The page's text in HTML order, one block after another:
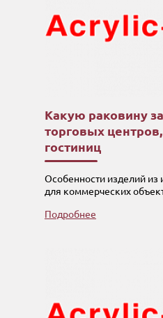
Какую раковину
торговых
гостиниц
Особенности изделий из
для коммерческих
Подробнее